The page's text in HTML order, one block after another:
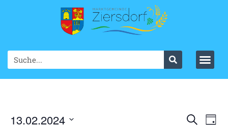
SucheTag
13.02.2024